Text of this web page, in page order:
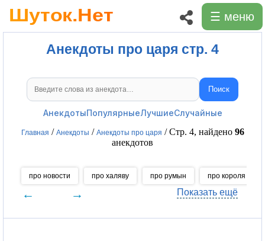
☰ меню
Анекдоты про царя стр. 4
Поиск анекдотов Поиск
АнекдотыПопулярныеЛучшиеСлучайные
Главная / Анекдоты / Анекдоты про царя / Стр. 4, найдено 96
анекдотов
про новости про халяву про румын про короля
← → Показать ещё